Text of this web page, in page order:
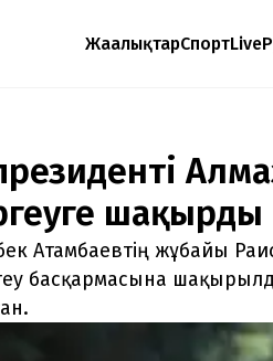
ЖаңалықтарСпортLive
шақырды
Атамбаевтің жұбайы
басқармасына